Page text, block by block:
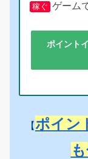
稼ぐ ゲーム
ポイント
【ポイン